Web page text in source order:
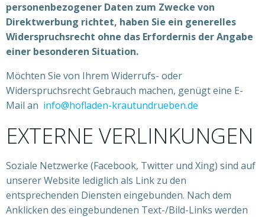
personenbezogener Daten zum Zwecke von
Direktwerbung richtet, haben Sie ein generelles
Widerspruchsrecht ohne das Erfordernis der Angabe
einer besonderen Situation.
Möchten Sie von Ihrem Widerrufs- oder
Widerspruchsrecht Gebrauch machen, genügt eine E-
Mail an info@hofladen-krautundrueben.de
EXTERNE VERLINKUNGEN
Soziale Netzwerke (Facebook, Twitter und Xing) sind auf
unserer Website lediglich als Link zu den
entsprechenden Diensten eingebunden. Nach dem
Anklicken des eingebundenen Text-/Bild-Links werden